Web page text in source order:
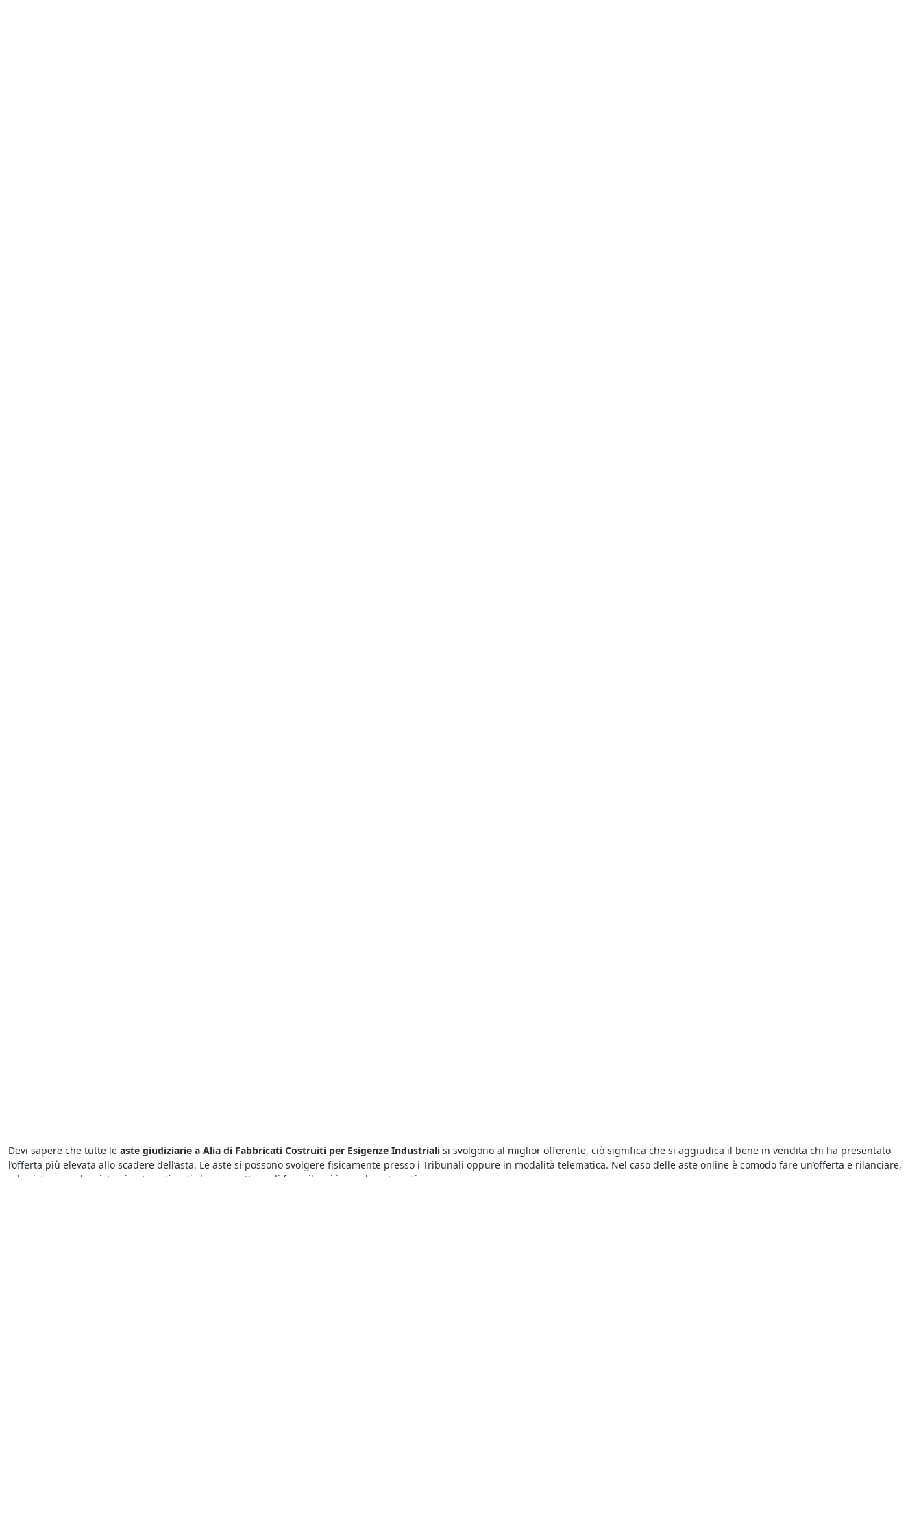
Devi sapere che tutte le aste giudiziarie a Alia di Fabbricati Costruiti per Esigenze Industriali si svolgono al miglior offerente, ciò significa che si aggiudica il bene in vendita chi ha presentato
l’offerta più elevata allo scadere dell’asta. Le aste si possono svolgere fisicamente presso i Tribunali oppure in modalità telematica. Nel caso delle aste online è comodo fare un’offerta e rilanciare,
ed esistono anche sistemi automatizzati che permettono di fare rilanci in modo automatico.